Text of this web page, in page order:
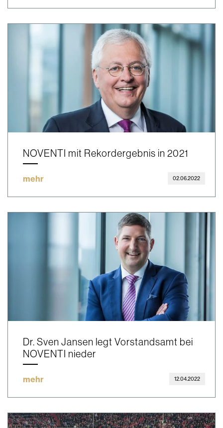
NOVENTI mit Rekordergebnis in 2021
mehr 02.06.2022
Dr. Sven Jansen legt Vorstandsamt bei
NOVENTI nieder
mehr 12.04.2022